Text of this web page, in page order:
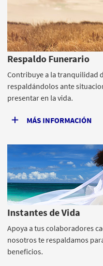
Respaldo Funerario
Contribuye a la tranquilidad
respaldándolos ante
presentar en la vida.
MÁS INFORMACIÓN
Instantes de Vida
Apoya a tus colaboradores
nosotros te respaldamos
beneficios.